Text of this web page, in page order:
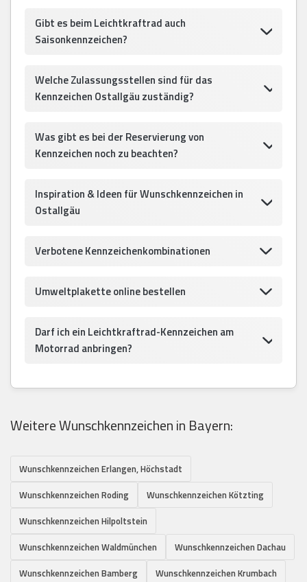
Gibt es beim Leichtkraftrad auch
Saisonkennzeichen?
Welche Zulassungsstellen sind für das
Kennzeichen Ostallgäu zuständig?
Was gibt es bei der Reservierung von
Kennzeichen noch zu beachten?
Inspiration & Ideen für Wunschkennzeichen in
Ostallgäu
Verbotene Kennzeichenkombinationen
Umweltplakette online bestellen
Darf ich ein Leichtkraftrad-Kennzeichen am
Motorrad anbringen?
Weitere Wunschkennzeichen in Bayern:
Wunschkennzeichen Erlangen, Höchstadt
Wunschkennzeichen Roding
Wunschkennzeichen Kötzting
Wunschkennzeichen Hilpoltstein
Wunschkennzeichen Waldmünchen
Wunschkennzeichen Dachau
Wunschkennzeichen Bamberg
Wunschkennzeichen Krumbach